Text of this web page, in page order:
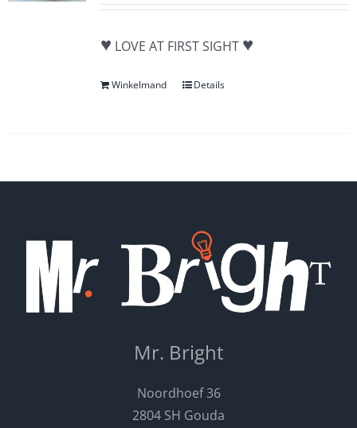
5.00uit 5
♥ LOVE AT FIRST SIGHT ♥
Winkelmand Details
Mr. Bright
Noordhoef 36
2804 SH Gouda